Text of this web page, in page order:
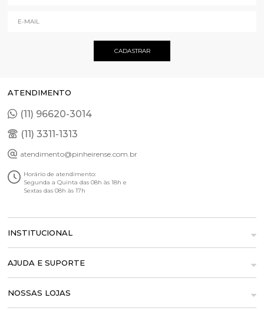
ATENDIMENTO
(11) 96620-3014
(11) 3311-1313
atendimento@pinheirense.com.br
Horário de atendimento:
Segunda a Quinta das 08h às 18h e
Sextas das 08h às 17h
INSTITUCIONAL
AJUDA E SUPORTE
NOSSAS LOJAS